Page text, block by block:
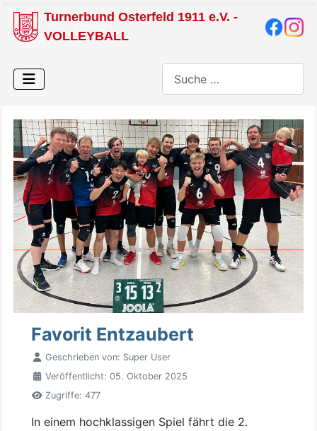
Turnerbund Osterfeld 1911 e.V. -
VOLLEYBALL
Favorit Entzaubert
Geschrieben von: Super User
Veröffentlicht: 05. Oktober 2025
Zugriffe: 477
In einem hochklassigen Spiel fährt die 2.